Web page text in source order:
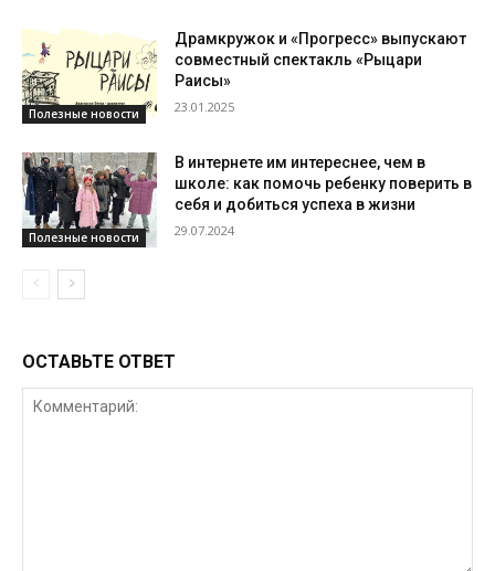
Полезные новости
Драмкружок и «Прогресс» выпускают
совместный спектакль «Рыцари
Раисы»
23.01.2025
Полезные новости
В интернете им интереснее, чем в
школе: как помочь ребенку поверить в
себя и добиться успеха в жизни
29.07.2024
ОСТАВЬТЕ ОТВЕТ